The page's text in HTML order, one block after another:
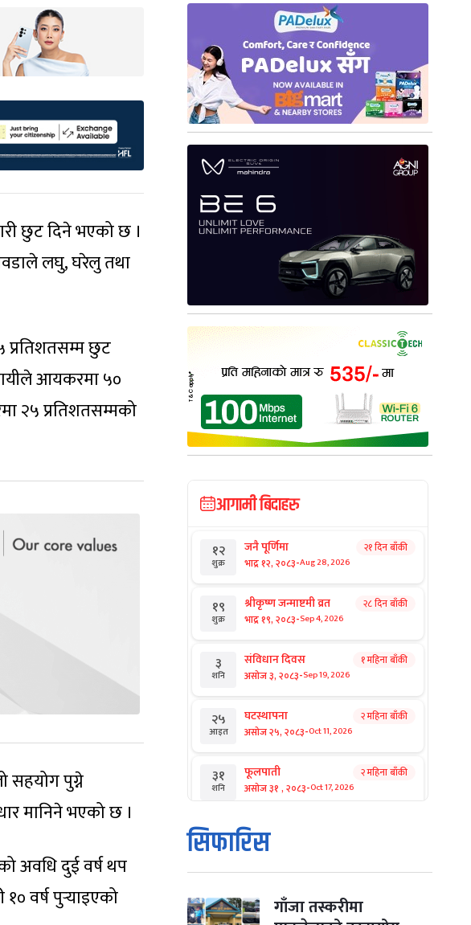
छुट दिने भएको छ ।
लघु, घरेलु तथा
प्रतिशतसम्म छुट
आयकरमा ५०
२५ प्रतिशतसम्मको
सहयोग पुग्ने
मानिने भएको छ ।
अवधि दुई वर्ष थप
वर्ष पुर्‍याइएको
आगामी बिदाहरु
१२
शुक्र
जनै पूर्णिमा
भाद्र १२, २०८३-Aug 28, 2026
२१ दिन बाँकी
१९
शुक्र
श्रीकृष्ण जन्माष्टमी व्रत
भाद्र १९, २०८३-Sep 4, 2026
२८ दिन बाँकी
३
शनि
संविधान दिवस
असोज ३, २०८३-Sep 19, 2026
१ महिना बाँकी
२५
आइत
घटस्थापना
असोज २५, २०८३-Oct 11, 2026
२ महिना बाँकी
३१
शनि
फूलपाती
असोज ३१ , २०८३-Oct 17, 2026
२ महिना बाँकी
१
आइत
कार्तिक सङ्क्रान्ति
कार्तिक १, २०८३
मंगल कार्तिक ३, २०८३- Oct 20, 2026
सिफारिस
गाँजा तस्करीमा